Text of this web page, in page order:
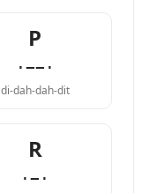
P
·−−·
di-dah-dah-dit
R
·−·